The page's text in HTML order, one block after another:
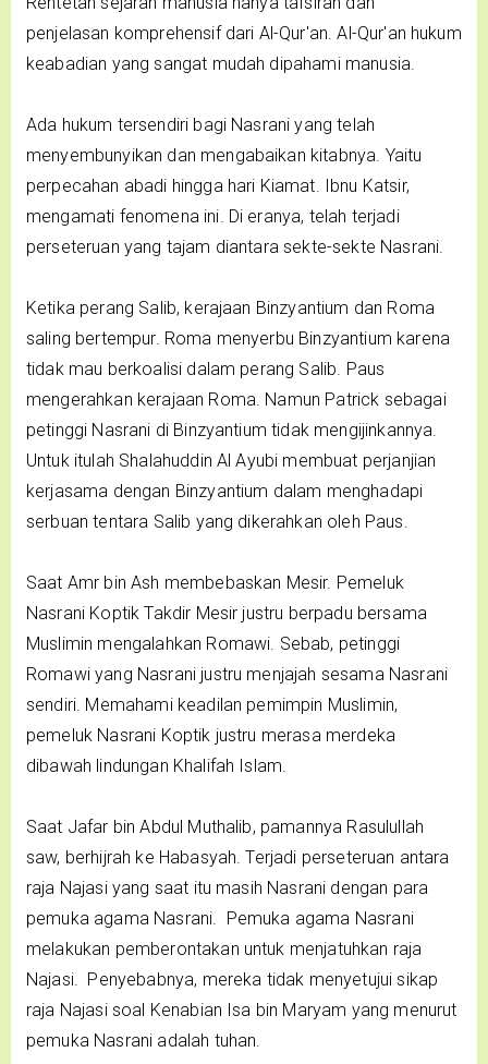
penjelasan komprehensif dari Al-Qur'an. Al-Qur'an hukum
keabadian yang sangat mudah dipahami manusia.
Ada hukum tersendiri bagi Nasrani yang telah
menyembunyikan dan mengabaikan kitabnya. Yaitu
perpecahan abadi hingga hari Kiamat. Ibnu Katsir,
mengamati fenomena ini. Di eranya, telah terjadi
perseteruan yang tajam diantara sekte-sekte Nasrani.
Ketika perang Salib, kerajaan Binzyantium dan Roma
saling bertempur. Roma menyerbu Binzyantium karena
tidak mau berkoalisi dalam perang Salib. Paus
mengerahkan kerajaan Roma. Namun Patrick sebagai
petinggi Nasrani di Binzyantium tidak mengijinkannya.
Untuk itulah Shalahuddin Al Ayubi membuat perjanjian
kerjasama dengan Binzyantium dalam menghadapi
serbuan tentara Salib yang dikerahkan oleh Paus.
Saat Amr bin Ash membebaskan Mesir. Pemeluk
Nasrani Koptik Takdir Mesir justru berpadu bersama
Muslimin mengalahkan Romawi. Sebab, petinggi
Romawi yang Nasrani justru menjajah sesama Nasrani
sendiri. Memahami keadilan pemimpin Muslimin,
pemeluk Nasrani Koptik justru merasa merdeka
dibawah lindungan Khalifah Islam.
Saat Jafar bin Abdul Muthalib, pamannya Rasulullah
saw, berhijrah ke Habasyah. Terjadi perseteruan antara
raja Najasi yang saat itu masih Nasrani dengan para
pemuka agama Nasrani. Pemuka agama Nasrani
melakukan pemberontakan untuk menjatuhkan raja
Najasi. Penyebabnya, mereka tidak menyetujui sikap
raja Najasi soal Kenabian Isa bin Maryam yang menurut
pemuka Nasrani adalah tuhan.